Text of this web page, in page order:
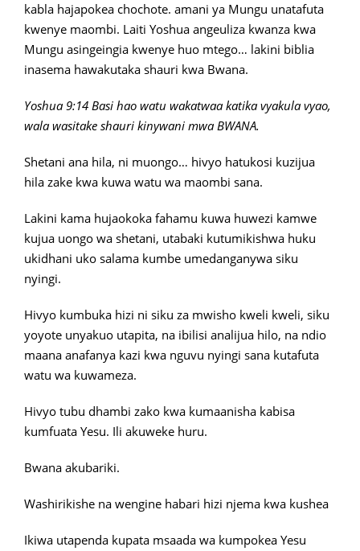
kabla hajapokea chochote. amani ya Mungu unatafuta
kwenye maombi. Laiti Yoshua angeuliza kwanza kwa
Mungu asingeingia kwenye huo mtego… lakini biblia
inasema hawakutaka shauri kwa Bwana.
Yoshua 9:14 Basi hao watu wakatwaa katika vyakula vyao,
wala wasitake shauri kinywani mwa BWANA.
Shetani ana hila, ni muongo… hivyo hatukosi kuzijua
hila zake kwa kuwa watu wa maombi sana.
Lakini kama hujaokoka fahamu kuwa huwezi kamwe
kujua uongo wa shetani, utabaki kutumikishwa huku
ukidhani uko salama kumbe umedanganywa siku
nyingi.
Hivyo kumbuka hizi ni siku za mwisho kweli kweli, siku
yoyote unyakuo utapita, na ibilisi analijua hilo, na ndio
maana anafanya kazi kwa nguvu nyingi sana kutafuta
watu wa kuwameza.
Hivyo tubu dhambi zako kwa kumaanisha kabisa
kumfuata Yesu. Ili akuweke huru.
Bwana akubariki.
Washirikishe na wengine habari hizi njema kwa kushea
Ikiwa utapenda kupata msaada wa kumpokea Yesu